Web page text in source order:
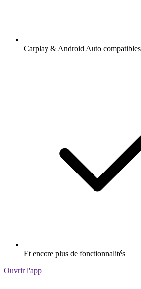
Carplay & Android Auto compatibles
Et encore plus de fonctionnalités
Ouvrir l'app